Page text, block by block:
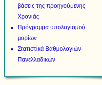
βάσεις της προηγούμενης
Χρονιάς
Πρόγραμμα υπολογισμού
μορίων
Στατιστικά Βαθμολογιών
Πανελλαδικών